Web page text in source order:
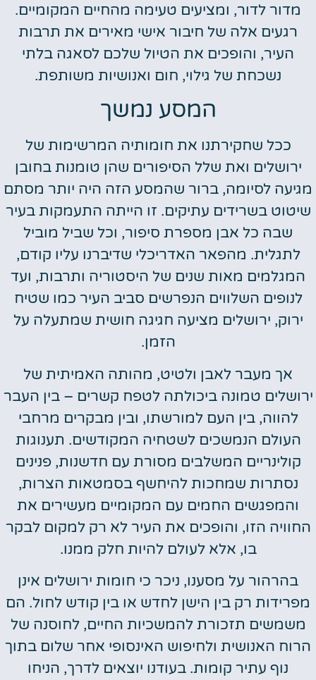
מדור לדור, ומציעים טעימה מהחיים המקומיים.
רגעים אלה של חיבור אישי מאירים את תרבות
העיר, והופכים את הטיול שלכם לסאגה בלתי
נשכחת של גילוי, חום ואנושיות משותפת.
המסע נמשך
ככל שחקירתנו את חומותיה המרשימות של
ירושלים ואת שלל הסיפורים שהן טומנות בחובן
מגיעה לסיומה, ברור שהמסע הזה היה יותר מסתם
שיטוט בשרידים עתיקים. זו הייתה התעמקות בעיר
שבה כל אבן מספרת סיפור, וכל שביל מוביל
לתגלית. מהפאר האדריכלי שדיברנו עליו קודם,
המגלמים מאות שנים של היסטוריה ותרבות, ועד
לנופים השלווים הנפרשים סביב העיר כמו שטיח
ירוק, ירושלים מציעה חגיגה חושית שמתעלה על
הזמן.
אך מעבר לאבן ולטיט, מהותה האמיתית של
ירושלים טמונה ביכולתה לטפח קשרים – בין העבר
להווה, בין העם למורשתו, ובין מבקרים מרחבי
העולם הנמשכים לשטחיה המקודשים. תענוגות
קולינריים המשלבים מסורת עם חדשנות, פנינים
נסתרות שמחכות להיחשף בסמטאות הצרות,
והמפגשים החמים עם המקומיים מעשירים את
החוויה הזו, והופכים את העיר לא רק למקום לבקר
בו, אלא לעולם להיות חלק ממנו.
בהרהור על מסענו, ניכר כי חומות ירושלים אינן
מפרידות רק בין הישן לחדש או בין קודש לחול. הם
משמשים תזכורת להמשכיות החיים, לחוסנה של
הרוח האנושית ולחיפוש האינסופי אחר שלום בתוך
נוף עתיר קומות. בעודנו יוצאים לדרך, הניחו